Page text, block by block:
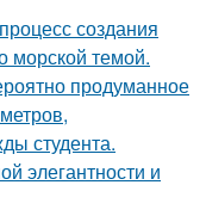
создания
морской темой.
продуманное
студента.
элегантности и